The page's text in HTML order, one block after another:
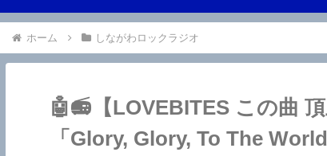
ホーム しながわロックラジオ
🤖📻【LOVEBITES この曲
「Glory, Glory, To The